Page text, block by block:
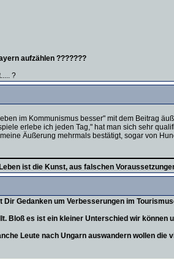
aufzählen ???????
?
im Kommunismus besser" mit dem Beitrag
erlebe ich jeden Tag," hat man sich sehr
Äußerung mehrmals bestätigt, sogar von
Leben ist die Kunst, aus falschen
Gedanken um Verbesserungen im
Bloß es ist ein kleiner Unterschied wir
Leute nach Ungarn auswandern wollen die